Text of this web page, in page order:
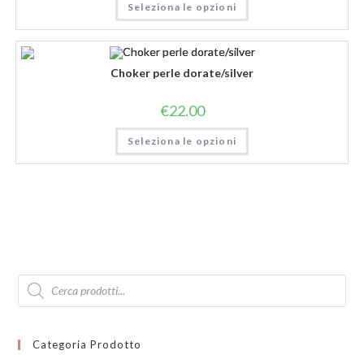
Seleziona le opzioni
Choker perle dorate/silver
€22.00
Seleziona le opzioni
Products
search
Categoria Prodotto